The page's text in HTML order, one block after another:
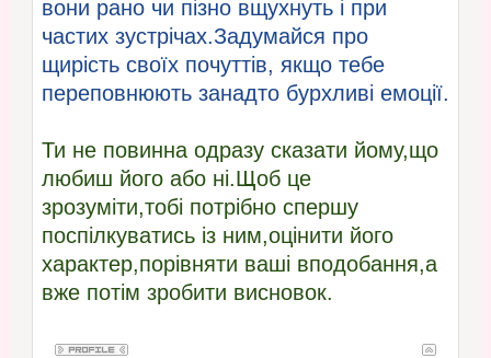
вони рано чи пізно вщухнуть і при
частих зустрічах.Задумайся про
щирість своїх почуттів, якщо тебе
переповнюють занадто бурхливі емоції.
Ти не повинна одразу сказати йому,що
любиш його або ні.Щоб це
зрозуміти,тобі потрібно спершу
поспілкуватись із ним,оцінити його
характер,порівняти ваші вподобання,а
вже потім зробити висновок.